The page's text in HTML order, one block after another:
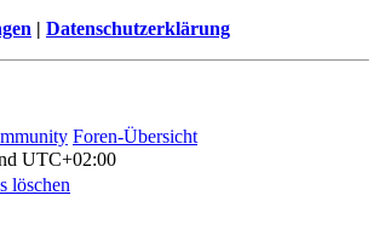
| Datenschutzerklärung
Foren-Übersicht
UTC+02:00
löschen